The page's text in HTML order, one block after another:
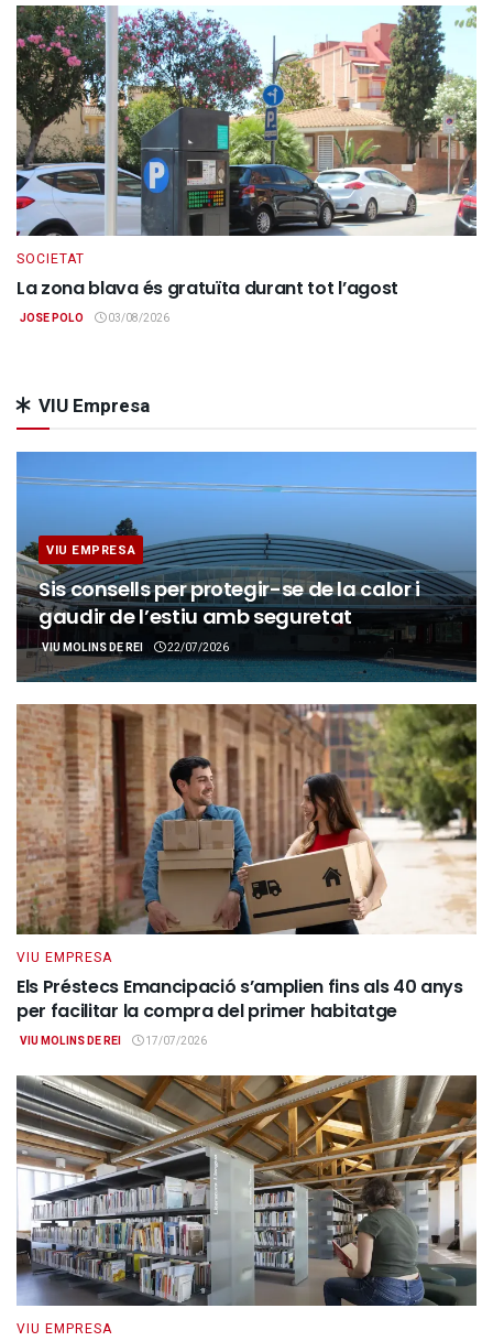
SOCIETAT
La zona blava és gratuïta durant tot l’agost
JOSE POLO 03/08/2026
VIU Empresa
VIU EMPRESA
Sis consells per protegir-se de la calor i
gaudir de l’estiu amb seguretat
VIU MOLINS DE REI 22/07/2026
VIU EMPRESA
Els Préstecs Emancipació s’amplien fins als 40 anys
per facilitar la compra del primer habitatge
VIU MOLINS DE REI 17/07/2026
VIU EMPRESA